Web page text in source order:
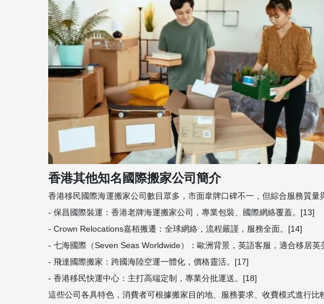
香港其他知名國際搬家公司簡介
香港移民國際海運搬家公司數目眾多，市面韋牌口碑不一，但綜合服務質
- 保昌國際裝運：香港老牌海運搬家公司，專業包裝、國際網絡覆蓋。[13]
- Crown Relocations嘉栢搬遷：全球網絡，流程嚴謹，服務全面。[14]
- 七海國際（Seven Seas Worldwide）：歐洲背景，英語客服，適合移居英
- 飛達國際搬家：跨國海陸空運一體化，價格靈活。[17]
- 香港移民快運中心：主打高端定制，專業分批運送。[18]
這些公司各具特色，消費者可根據搬家目的地、服務要求、收費模式進行比